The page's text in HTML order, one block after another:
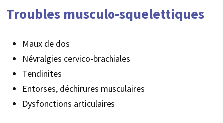
Troubles musculo-squelettiques
Maux de dos
Névralgies cervico-brachiales
Tendinites
Entorses, déchirures musculaires
Dysfonctions articulaires